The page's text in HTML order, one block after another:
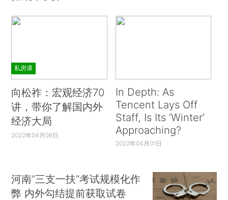
私房课
向松祚：宏观经济70
讲，带你了解国内外
经济大局
2022年04月06日
In Depth: As
Tencent Lays Off
Staff, Is Its ‘Winter’
Approaching?
2022年04月01日
河南“三支一扶”考试规模化作
弊 内外勾结提前获取试卷